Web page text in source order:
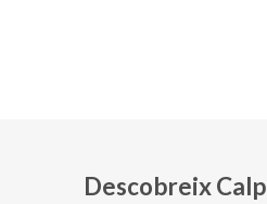
Descobreix Calp